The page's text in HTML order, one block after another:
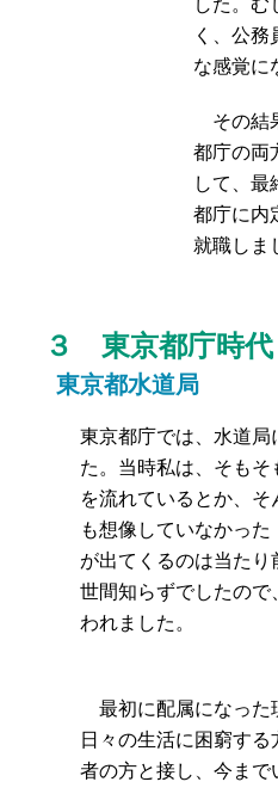
く、公務
な感覚に
その結
都庁の両
して、最
都庁に内
就職しま
３ 東京都庁時代
東京都水道局
東京都庁では、水道局
た。当時私は、そも
を流れているとか、そ
も想像していなかっ
が出てくるのは当たり
世間知らずでしたの
われました。
最初に配属になった
日々の生活に困窮す
者の方と接し、今ま